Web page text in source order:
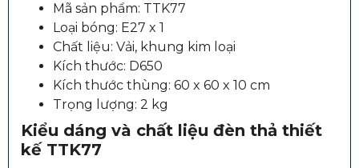
Mã sản phẩm: TTK77
Loại bóng: E27 x 1
Chất liệu: Vải, khung kim loại
Kích thước: D650
Kích thước thùng: 60 x 60 x 10 cm
Trọng lượng: 2 kg
Kiểu dáng và chất liệu đèn thả thiết
kế TTK77